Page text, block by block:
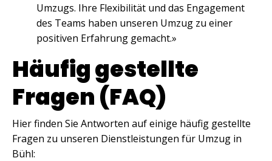
Umzugs. Ihre Flexibilität und das Engagement
des Teams haben unseren Umzug zu einer
positiven Erfahrung gemacht.»
Häufig gestellte
Fragen (FAQ)
Hier finden Sie Antworten auf einige häufig gestellte
Fragen zu unseren Dienstleistungen für Umzug in
Bühl: